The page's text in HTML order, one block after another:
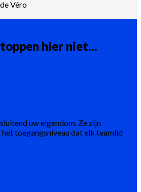
Véro
hier niet...
uw eigendom. Ze zijn
toegangsniveau dat elk teamlid